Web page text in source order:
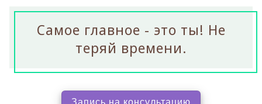
Самое главное - это ты! Не
теряй времени.
Запись на консультацию